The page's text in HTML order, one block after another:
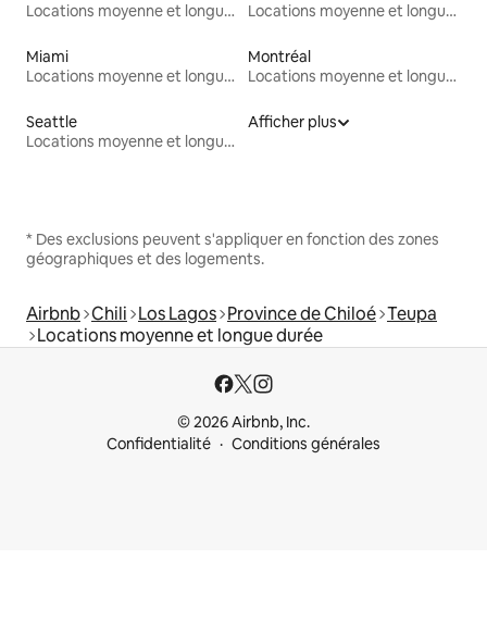
Locations moyenne et longue durée
Locations moyenne et longue durée
Miami
Locations moyenne et longue durée
Montréal
Locations moyenne et longue durée
Seattle
Locations moyenne et longue durée
Afficher plus
* Des exclusions peuvent s'appliquer en fonction des zones
géographiques et des logements.
Airbnb Chili Los Lagos Province de Chiloé Teupa
Locations moyenne et longue durée
© 2026 Airbnb, Inc.
Confidentialité
Conditions générales